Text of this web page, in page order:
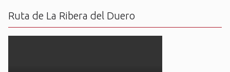
Ruta de La Ribera del Duero